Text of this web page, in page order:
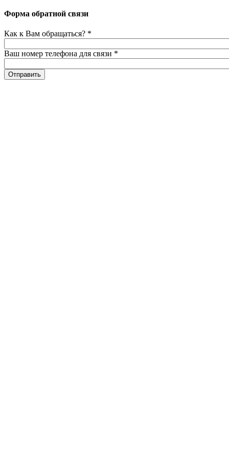
Форма обратной связи
Как к Вам обращаться? *
Ваш номер телефона для связи *